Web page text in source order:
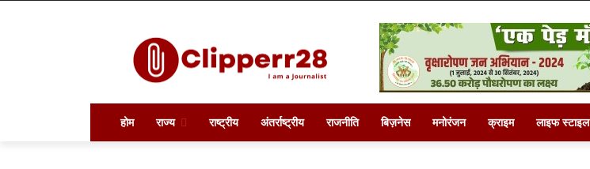
होम राज्य राष्ट्रीय अंतर्राष्ट्रीय राजनीति बिज़नेस मनोरंजन क्राइम लाइफ स्टाइल